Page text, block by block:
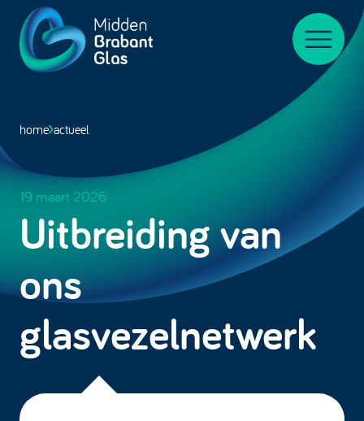
Midden-
BrabantGlas
Menu
home actueel
19 maart 2026
Uitbreiding van
ons
glasvezelnetwerk